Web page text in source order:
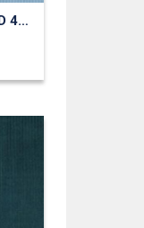
GEWASCHEN CORD 4.5W